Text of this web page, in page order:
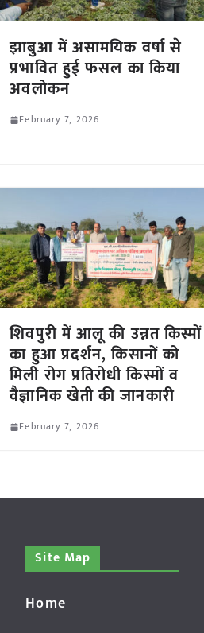
झाबुआ में असामयिक वर्षा से
प्रभावित हुई फसल का किया
अवलोकन
February 7, 2026
शिवपुरी में आलू की उन्नत किस्मों
का हुआ प्रदर्शन, किसानों को
मिली रोग प्रतिरोधी किस्मों व
वैज्ञानिक खेती की जानकारी
February 7, 2026
Site Map
Home